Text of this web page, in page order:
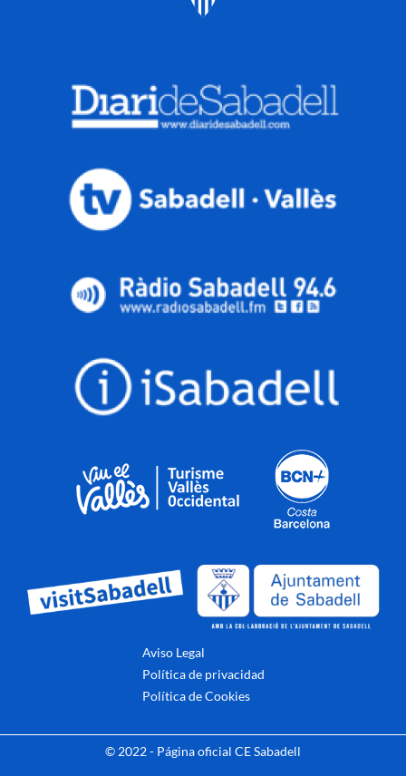
Aviso Legal
Política de privacidad
Política de Cookies
© 2022 - Página oficial CE Sabadell